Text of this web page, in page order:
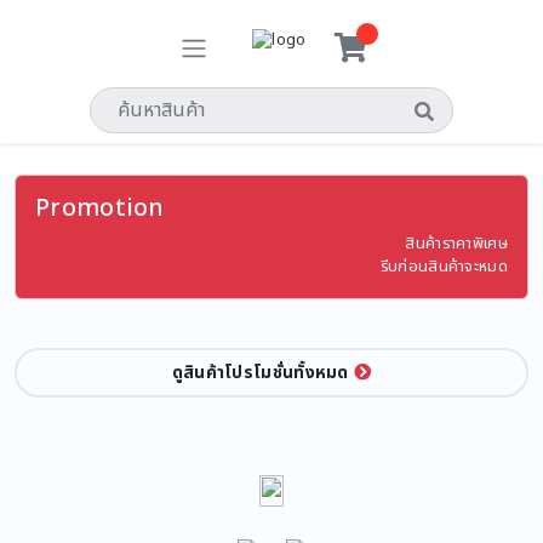
Promotion
สินค้าราคาพิเศษ
รีบก่อนสินค้าจะหมด
ดูสินค้าโปรโมชั่นทั้งหมด